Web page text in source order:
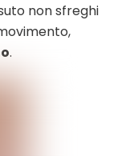
non sfreghi
.